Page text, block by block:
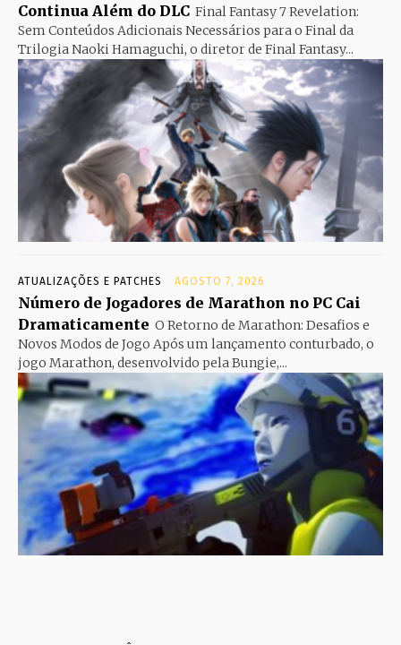
Continua Além do DLC Final Fantasy 7 Revelation:
Sem Conteúdos Adicionais Necessários para o Final da
Trilogia Naoki Hamaguchi, o diretor de Final Fantasy...
ATUALIZAÇÕES E PATCHES AGOSTO 7, 2026
Número de Jogadores de Marathon no PC Cai
Dramaticamente O Retorno de Marathon: Desafios e
Novos Modos de Jogo Após um lançamento conturbado, o
jogo Marathon, desenvolvido pela Bungie,...